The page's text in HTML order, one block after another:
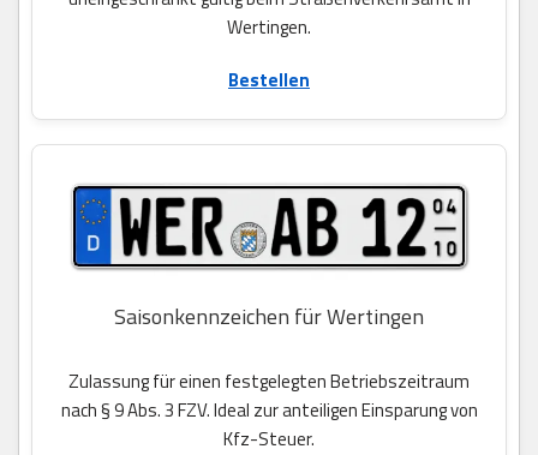
Wertingen.
Bestellen
Saisonkennzeichen für Wertingen
Zulassung für einen festgelegten Betriebszeitraum
nach § 9 Abs. 3 FZV. Ideal zur anteiligen Einsparung von
Kfz-Steuer.